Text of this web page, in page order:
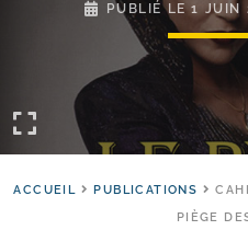
PUBLIÉ LE1 JUIN
ACCUEIL PUBLICATIONS
PIÈGE